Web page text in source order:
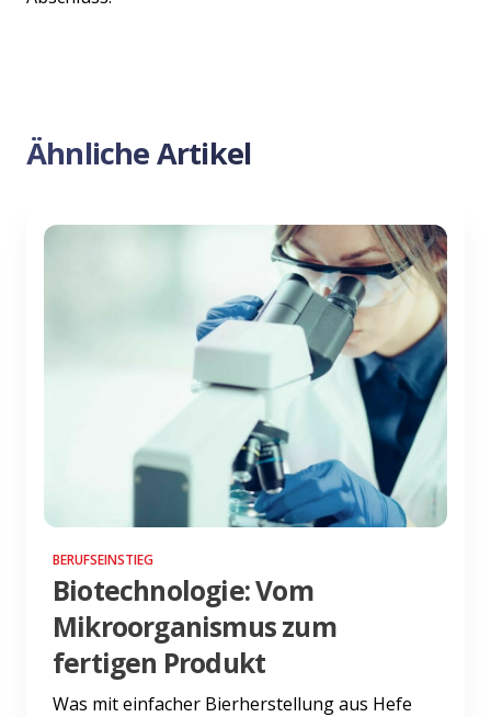
Ähnliche Artikel
BERUFSEINSTIEG
Biotechnologie: Vom
Mikroorganismus zum
fertigen Produkt
Was mit einfacher Bierherstellung aus Hefe